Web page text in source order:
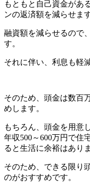
もともと自己資金があ
ンの返済額を減らせます
融資額を減らせるので
す。
それに伴い、利息も軽
そのため、頭金は数百
めします。
もちろん、頭金を用意
年収500～600万円で住
ると生活に余裕はあり
そのため、できる限り
のがおすすめです。